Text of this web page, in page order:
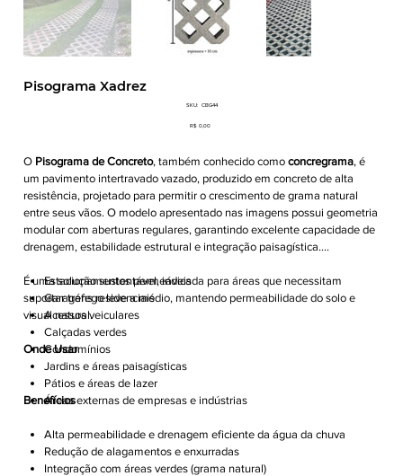
Pisograma Xadrez
SKU:
SKU
CBG44
Preço
R$ 0,00
O Pisograma de Concreto, também conhecido como concregrama, é
um pavimento intertravado vazado, produzido em concreto de alta
resistência, projetado para permitir o crescimento de grama natural
entre seus vãos. O modelo apresentado nas imagens possui geometria
modular com aberturas regulares, garantindo excelente capacidade de
drenagem, estabilidade estrutural e integração paisagística.
É uma solução sustentável, indicada para áreas que necessitam
suportar tráfego leve a médio, mantendo permeabilidade do solo e
visual natural.
Onde Usar
Estacionamentos permeáveis
Garagens residenciais
Acessos veiculares
Calçadas verdes
Condomínios
Jardins e áreas paisagísticas
Pátios e áreas de lazer
Áreas externas de empresas e indústrias
Benefícios
Alta permeabilidade e drenagem eficiente da água da chuva
Redução de alagamentos e enxurradas
Integração com áreas verdes (grama natural)